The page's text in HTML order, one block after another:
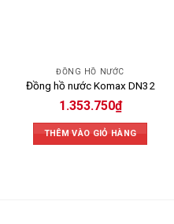
ĐỒNG HỒ NƯỚC
Đồng hồ nước Komax DN32
1.353.750₫
THÊM VÀO GIỎ HÀNG